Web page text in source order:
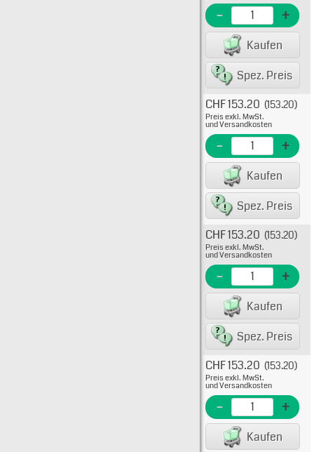
EME
- +
Kaufen
Spez. Preis
Typ:
EME
CHF 153.20 (153.20)
Preis exkl. MwSt.
und Versandkosten
- +
Kaufen
Spez. Preis
Typ:
EME
CHF 153.20 (153.20)
Preis exkl. MwSt.
und Versandkosten
- +
Kaufen
Spez. Preis
Typ:
EME
CHF 153.20 (153.20)
Preis exkl. MwSt.
und Versandkosten
- +
Kaufen